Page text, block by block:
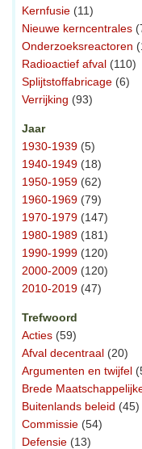
Kernfusie (11)
Nieuwe kerncentrales
Onderzoeksreactoren
Radioactief afval (110)
Splijtstoffabricage (6)
Verrijking (93)
Jaar
1930-1939 (5)
1940-1949 (18)
1950-1959 (62)
1960-1969 (79)
1970-1979 (147)
1980-1989 (181)
1990-1999 (120)
2000-2009 (120)
2010-2019 (47)
Trefwoord
Acties (59)
Afval decentraal (20)
Argumenten en twijfel
Brede
Buitenlands beleid (45)
Commissie (54)
Defensie (13)